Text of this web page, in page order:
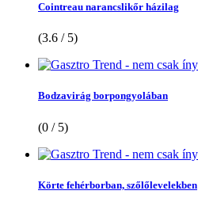
Cointreau narancslikőr házilag
(3.6 / 5)
Bodzavirág borpongyolában
(0 / 5)
Körte fehérborban, szőlőlevelekben